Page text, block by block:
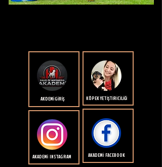
AKDEMİ GİRİŞ
AKADEMİ INSTAGRAM
KÖPEK YETİŞTİRİCİLİĞİ
AKADEMİ FACEBOOK